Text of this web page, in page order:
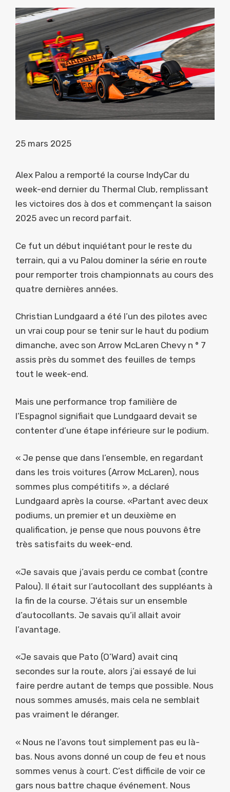
25 mars 2025
Alex Palou a remporté la course IndyCar du
week-end dernier du Thermal Club, remplissant
les victoires dos à dos et commençant la saison
2025 avec un record parfait.
Ce fut un début inquiétant pour le reste du
terrain, qui a vu Palou dominer la série en route
pour remporter trois championnats au cours des
quatre dernières années.
Christian Lundgaard a été l’un des pilotes avec
un vrai coup pour se tenir sur le haut du podium
dimanche, avec son Arrow McLaren Chevy n ° 7
assis près du sommet des feuilles de temps
tout le week-end.
Mais une performance trop familière de
l’Espagnol signifiait que Lundgaard devait se
contenter d’une étape inférieure sur le podium.
« Je pense que dans l’ensemble, en regardant
dans les trois voitures (Arrow McLaren), nous
sommes plus compétitifs », a déclaré
Lundgaard après la course. «Partant avec deux
podiums, un premier et un deuxième en
qualification, je pense que nous pouvons être
très satisfaits du week-end.
«Je savais que j’avais perdu ce combat (contre
Palou). Il était sur l’autocollant des suppléants à
la fin de la course. J’étais sur un ensemble
d’autocollants. Je savais qu’il allait avoir
l’avantage.
«Je savais que Pato (O’Ward) avait cinq
secondes sur la route, alors j’ai essayé de lui
faire perdre autant de temps que possible. Nous
nous sommes amusés, mais cela ne semblait
pas vraiment le déranger.
« Nous ne l’avons tout simplement pas eu là-
bas. Nous avons donné un coup de feu et nous
sommes venus à court. C’est difficile de voir ce
gars nous battre chaque événement. Nous